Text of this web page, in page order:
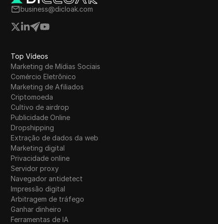
business@dicloak.com
Top Vídeos
Marketing de Mídias Sociais
Comércio Eletrônico
Marketing de Afiliados
Criptomoeda
Cultivo de airdrop
Publicidade Online
Dropshipping
Extração de dados da web
Marketing digital
Privacidade online
Servidor proxy
Navegador antidetect
Impressão digital
Arbitragem de tráfego
Ganhar dinheiro
Ferramentas de IA